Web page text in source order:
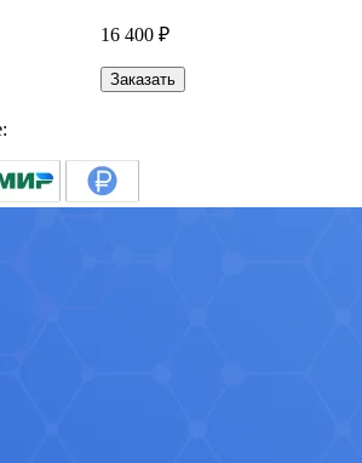
16 400 ₽
Заказать